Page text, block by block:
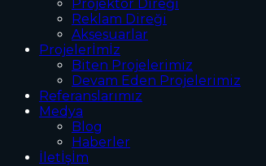
Projektör Direği
Reklam Direği
Aksesuarlar
Projelerİmİz
Biten Projelerimiz
Devam Eden Projelerimiz
Referanslarımız
Medya
Blog
Haberler
İletİşİm